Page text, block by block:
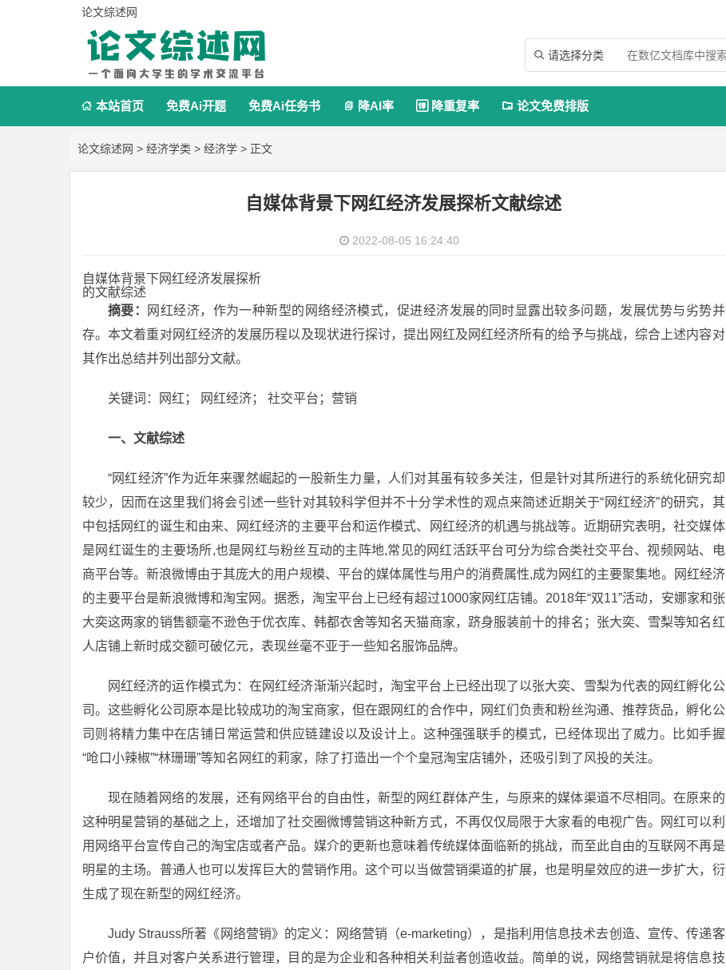
论文综述网
 请选择分类
 本站首页 免费Ai开题 免费Ai任务书  降AI率  降重复率  论文免费排版
论文综述网 > 经济学类 > 经济学 > 正文
自媒体背景下网红经济发展探析文献综述
2022-08-05 16:24:40
自媒体背景下网红经济发展探析
的文献综述
摘要：
网红经济，作为一种新型的网络经济模式，促进经济发展的同时显露出较多问题，发展优势与劣势并
存。本文着重对网红经济的发展历程以及现状进行探讨，提出网红及网红经济所有的给予与挑战，综合上述内容对
其作出总结并列出部分文献。
关键词：网红； 网红经济； 社交平台；营销
一、文献综述
“网红经济”作为近年来骤然崛起的一股新生力量，人们对其虽有较多关注，但是针对其所进行的系统化研究却
较少，因而在这里我们将会引述一些针对其较科学但并不十分学术性的观点来简述近期关于“网红经济”的研究，其
中包括网红的诞生和由来、网红经济的主要平台和运作模式、网红经济的机遇与挑战等。近期研究表明，社交媒体
是网红诞生的主要场所,也是网红与粉丝互动的主阵地,常见的网红活跃平台可分为综合类社交平台、视频网站、电
商平台等。新浪微博由于其庞大的用户规模、平台的媒体属性与用户的消费属性,成为网红的主要聚集地。网红经济
的主要平台是新浪微博和淘宝网。据悉，淘宝平台上已经有超过1000家网红店铺。2018年“双11”活动，安娜家和张
大奕这两家的销售额毫不逊色于优衣库、韩都衣舍等知名天猫商家，跻身服装前十的排名；张大奕、雪梨等知名红
人店铺上新时成交额可破亿元，表现丝毫不亚于一些知名服饰品牌。
网红经济的运作模式为：在网红经济渐渐兴起时，淘宝平台上已经出现了以张大奕、雪梨为代表的网红孵化公
司。这些孵化公司原本是比较成功的淘宝商家，但在跟网红的合作中，网红们负责和粉丝沟通、推荐货品，孵化公
司则将精力集中在店铺日常运营和供应链建设以及设计上。这种强强联手的模式，已经体现出了威力。比如手握
“呛口小辣椒”“林珊珊”等知名网红的莉家，除了打造出一个个皇冠淘宝店铺外，还吸引到了风投的关注。
现在随着网络的发展，还有网络平台的自由性，新型的网红群体产生，与原来的媒体渠道不尽相同。在原来的
这种明星营销的基础之上，还增加了社交圈微博营销这种新方式，不再仅仅局限于大家看的电视广告。网红可以利
用网络平台宣传自己的淘宝店或者产品。媒介的更新也意味着传统媒体面临新的挑战，而至此自由的互联网不再是
明星的主场。普通人也可以发挥巨大的营销作用。这个可以当做营销渠道的扩展，也是明星效应的进一步扩大，衍
生成了现在新型的网红经济。
Judy Strauss所著《网络营销》的定义：网络营销（e-marketing），是指利用信息技术去创造、宣传、传递客
户价值，并且对客户关系进行管理，目的是为企业和各种相关利益者创造收益。简单的说，网络营销就是将信息技